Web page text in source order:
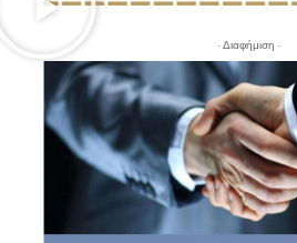
- Διαφήμιση -